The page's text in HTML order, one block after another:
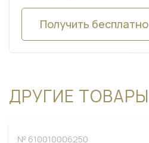
Получить бесплатно
ДРУГИЕ
№ 610010006250